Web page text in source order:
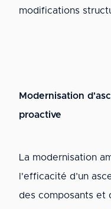
modifications
Modernisation
proactive
La modernisation
l'efficacité d’un
des composants et